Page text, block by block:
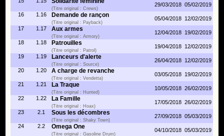
(Titre original : Crews)
29/03/2018 05/02/2019
16
1.16 Demande de rançon
(Titre original : Payback)
05/04/2018 12/02/2019
17
1.17 Aux armes
(Titre original : Armory)
12/04/2018 19/02/2019
18
1.18 Patrouilles
(Titre original : Patrol)
19/04/2018 12/02/2019
19
1.19 Lanceurs d'alerte
(Titre original : Source)
26/04/2018 12/02/2019
20
1.20 A charge de revanche
(Titre original : Vendetta)
03/05/2018 19/02/2019
21
1.21 La Traque
(Titre original : Hunted)
10/05/2018 26/02/2019
22
1.22 La Famille
(Titre original : Hoax)
17/05/2018 26/02/2019
23
2.1 Sous les décombres
(Titre original : Shaky Town)
27/09/2018 05/03/2019
24
2.2 Omega One
(Titre original : Gasoline Drum)
04/10/2018 05/03/2019